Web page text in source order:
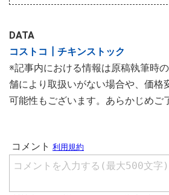
DATA
コストコ┃チキンストック
※記事内における情報は原稿執筆時
舗により取扱いがない場合や、価格
可能性もございます。あらかじめご